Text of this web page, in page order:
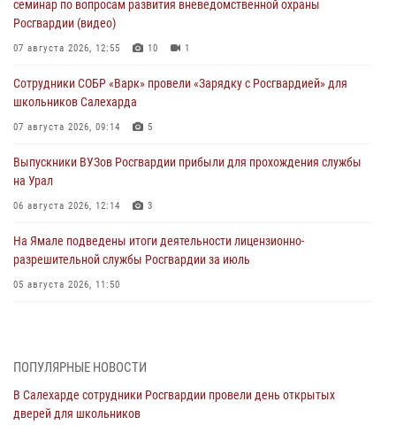
семинар по вопросам развития вневедомственной охраны
Росгвардии (видео)
07 августа 2026, 12:55 10 1
Сотрудники СОБР «Варк» провели «Зарядку с Росгвардией» для
школьников Салехарда
07 августа 2026, 09:14 5
Выпускники ВУЗов Росгвардии прибыли для прохождения службы
на Урал
06 августа 2026, 12:14 3
На Ямале подведены итоги деятельности лицензионно-
разрешительной службы Росгвардии за июль
05 августа 2026, 11:50
03 августа 2026, 07:21 2
Генерал-полковник Юрий Аверин выступил на Всероссийском
молодёжном образовательном форуме «Территория смыслов»
ПОПУЛЯРНЫЕ НОВОСТИ
В Салехарде сотрудники Росгвардии провели день открытых
дверей для школьников